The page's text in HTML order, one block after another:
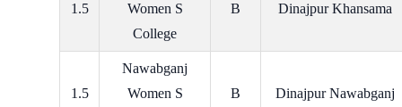
1.5
Women S
College
B Dinajpur Khansama
1.5
Nawabganj
Women S
B Dinajpur Nawabganj